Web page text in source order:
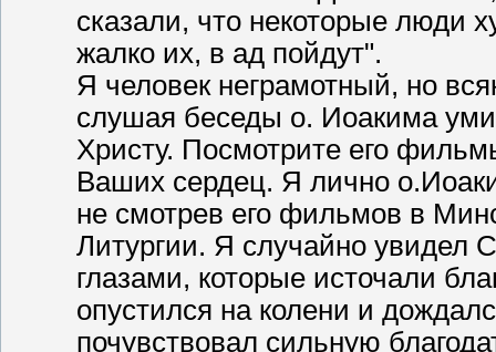
сказали, что некоторые люди
жалко их, в ад пойдут".
Я человек неграмотный, но
слушая беседы о. Иоакима
Христу. Посмотрите его
Ваших сердец. Я лично
не смотрев его фильмов в
Литургии. Я случайно
глазами, которые источали
опустился на колени и
почувствовал сильную